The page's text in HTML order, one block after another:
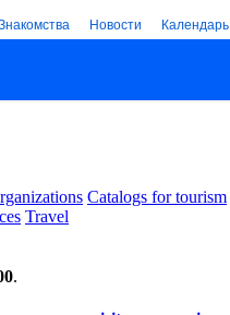
Новости Календарь
Catalogs for tourism
Travel
.